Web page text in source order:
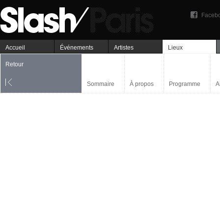
Accueil Événements Artistes Lieux
Retour
Sommaire À propos Programme